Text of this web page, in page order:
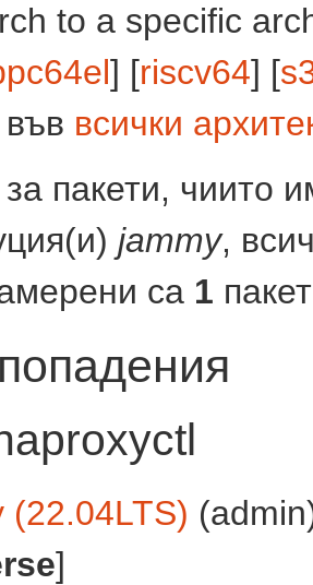
to a specific
] [riscv64] [
всички
пакети, чиито
jammy,
са 1
(22.04LTS)
]